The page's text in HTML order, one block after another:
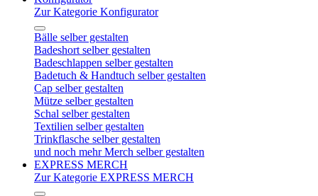
Zur Kategorie Konfigurator
Bälle selber gestalten
Badeshort selber gestalten
Badeschlappen selber gestalten
Badetuch & Handtuch selber gestalten
Cap selber gestalten
Mütze selber gestalten
Schal selber gestalten
Textilien selber gestalten
Trinkflasche selber gestalten
und noch mehr Merch selber gestalten
EXPRESS MERCH
Zur Kategorie EXPRESS MERCH